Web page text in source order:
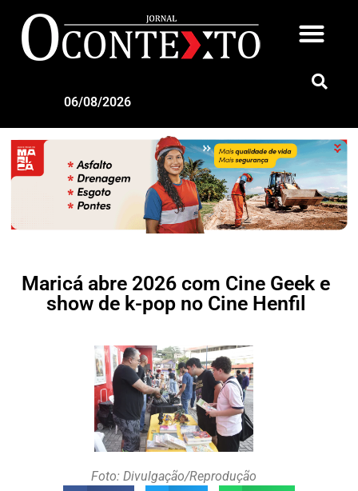
06/08/2026
Maricá abre 2026 com Cine Geek e
show de k-pop no Cine Henfil
Foto: Divulgação/Reprodução